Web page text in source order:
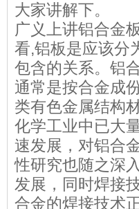
大家讲解下。
广义上讲铝合金
看,铝板是应该分
包含的关系。铝
通常是按合金成
类有色金属结构
化学工业中已大
速发展，对铝合
性研究也随之深
发展，同时焊接
合金的焊接技术